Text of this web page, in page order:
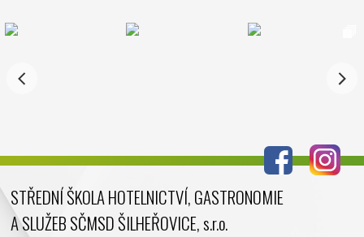
STŘEDNÍ ŠKOLA HOTELNICTVÍ, GASTRONOMIE
A SLUŽEB SČMSD ŠILHEŘOVICE, s.r.o.